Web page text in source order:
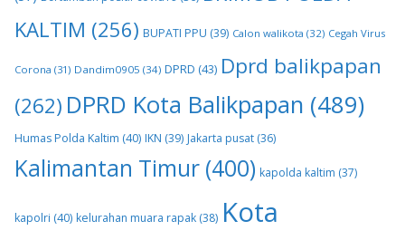
KALTIM (256) BUPATI PPU (39) Calon walikota (32) Cegah Virus
Corona (31) Dandim0905 (34) DPRD (43) Dprd balikpapan
(262) DPRD Kota Balikpapan (489)
Humas Polda Kaltim (40) IKN (39) Jakarta pusat (36)
Kalimantan Timur (400) kapolda kaltim (37)
kapolri (40) kelurahan muara rapak (38) Kota